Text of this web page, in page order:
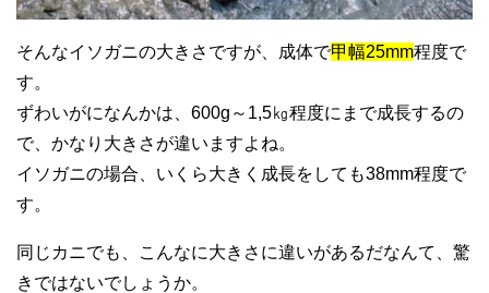
そんなイソガニの大きさですが、成体で甲幅25mm程度で
す。
ずわいがになんかは、600g～1,5㎏程度にまで成長するの
で、かなり大きさが違いますよね。
イソガニの場合、いくら大きく成長をしても38mm程度で
す。
同じカニでも、こんなに大きさに違いがあるだなんて、驚
きではないでしょうか。